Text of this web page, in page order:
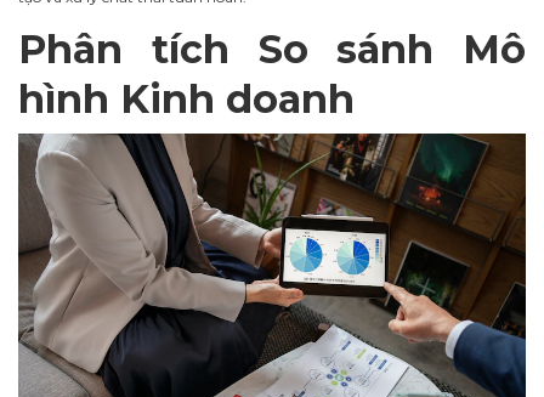
Phân tích So sánh Mô
hình Kinh doanh